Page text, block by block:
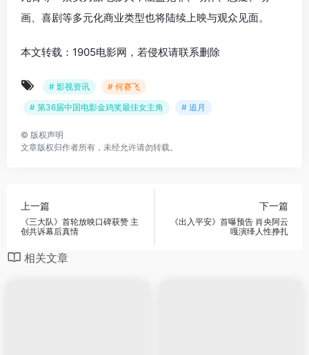
画、喜剧等多元化商业类型也将陆续上映与观众见面。
本文转载：1905电影网，若侵权请联系删除
# 影视资讯
# 何赛飞
# 第36届中国电影金鸡奖最佳女主角
# 追月
© 版权声明
文章版权归作者所有，未经允许请勿转载。
上一篇
《三大队》首轮放映口碑获赞 主
创共诉幕后真情
下一篇
《出入平安》首曝预告 肖央阿云
嘎演绎人性挣扎
相关文章